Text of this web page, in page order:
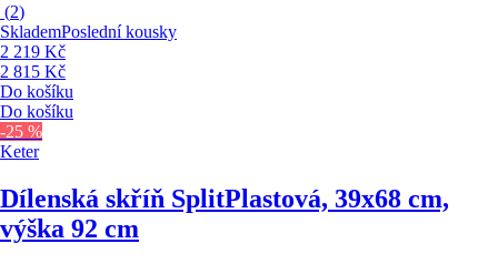
(2)
SklademPoslední kousky
2 219 Kč
2 815 Kč
Do košíku
Do košíku
-25 %
Keter
Dílenská skříň SplitPlastová, 39x68 cm,
výška 92 cm